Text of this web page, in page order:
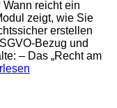
reicht ein
zeigt, wie Sie
erstellen
Bezug und
– Das „Recht am